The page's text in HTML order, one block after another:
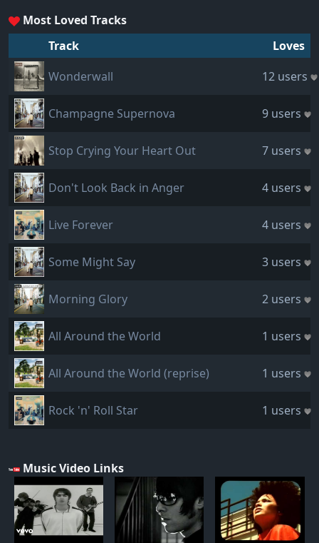
Most Loved Tracks
Track
Loves
Wonderwall
12 users
Champagne Supernova 9 users
Stop Crying Your Heart Out 7 users
Don't Look Back in Anger 4 users
Live Forever 4 users
Some Might Say 3 users
Morning Glory 2 users
All Around the World 1 users
All Around the World (reprise) 1 users
Rock 'n' Roll Star 1 users
Music Video Links